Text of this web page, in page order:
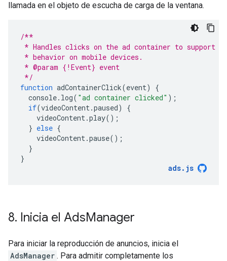
llamada en el objeto de escucha de carga de la ventana.
/**
* Handles clicks on the ad container to support
* behavior on mobile devices.
* @param {!Event} event
*/
function adContainerClick(event)
{
console. log( "ad container clicked" );
if(videoContent.paused)
{
videoContent.play();
} else {
videoContent.pause();
}
}
ads. js
8. Inicia el AdsManager
Para iniciar la reproducción de anuncios, inicia el
AdsManager . Para admitir completamente los